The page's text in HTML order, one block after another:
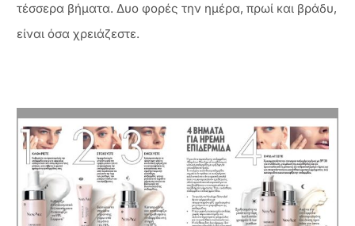
τέσσερα βήματα. Δυο φορές την ημέρα, πρωί και βράδυ,
είναι όσα χρειάζεστε.